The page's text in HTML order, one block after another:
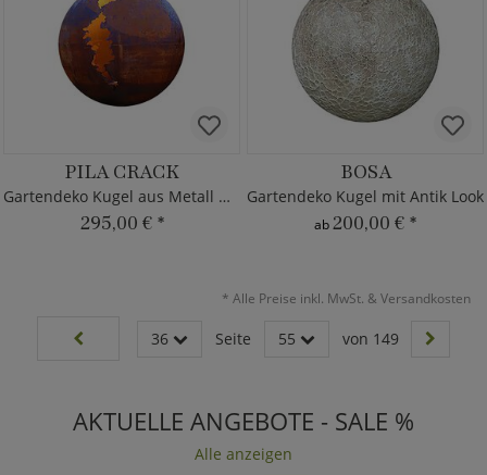
PILA CRACK
Gartendeko Kugel aus Metall mit Riss
295,00 € *
BOSA
Gartendeko Kugel mit Antik Look
ab200,00 € *
* Alle Preise inkl. MwSt. & Versandkosten
36 Seite 55 von 149
AKTUELLE ANGEBOTE - SALE %
Alle anzeigen